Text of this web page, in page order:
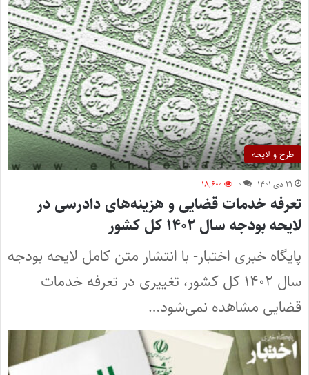
طرح و لایحه
۲۱ دی ۱۴۰۱ ۰ ۱۸,۶۰۰
تعرفه خدمات قضایی و هزینه‌های دادرسی در
لایحه بودجه سال ۱۴۰۲ کل کشور
پایگاه خبری اختبار- با انتشار متن کامل لایحه بودجه
سال ۱۴۰۲ کل کشور، تغییری در تعرفه خدمات
قضایی مشاهده نمی‌شود…